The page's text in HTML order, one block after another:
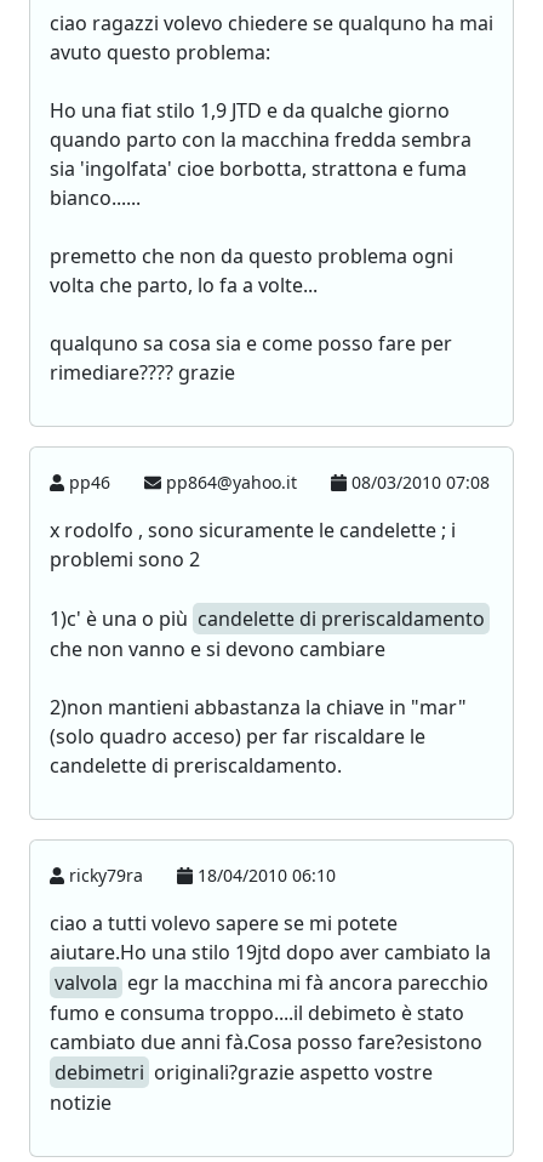
ciao ragazzi volevo chiedere se qualquno ha mai
avuto questo problema:
Ho una fiat stilo 1,9 JTD e da qualche giorno
quando parto con la macchina fredda sembra
sia 'ingolfata' cioe borbotta, strattona e fuma
bianco......
premetto che non da questo problema ogni
volta che parto, lo fa a volte...
qualquno sa cosa sia e come posso fare per
rimediare???? grazie
pp46 pp864@yahoo.it 08/03/2010 07:08
x rodolfo , sono sicuramente le candelette ; i
problemi sono 2
1)c' è una o più candelette di preriscaldamento
che non vanno e si devono cambiare
2)non mantieni abbastanza la chiave in "mar"
(solo quadro acceso) per far riscaldare le
candelette di preriscaldamento.
ricky79ra 18/04/2010 06:10
ciao a tutti volevo sapere se mi potete
aiutare.Ho una stilo 19jtd dopo aver cambiato la
valvola egr la macchina mi fà ancora parecchio
fumo e consuma troppo....il debimeto è stato
cambiato due anni fà.Cosa posso fare?esistono
debimetri originali?grazie aspetto vostre
notizie